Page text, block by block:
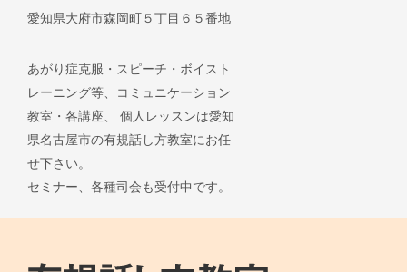
愛知県大府市森岡町５丁目６５番地
あがり症克服・スピーチ・ボイスト
レーニング等、コミュニケーション
教室・各講座、 個人レッスンは愛知
県名古屋市の有規話し方教室にお任
せ下さい。
セミナー、各種司会も受付中です。